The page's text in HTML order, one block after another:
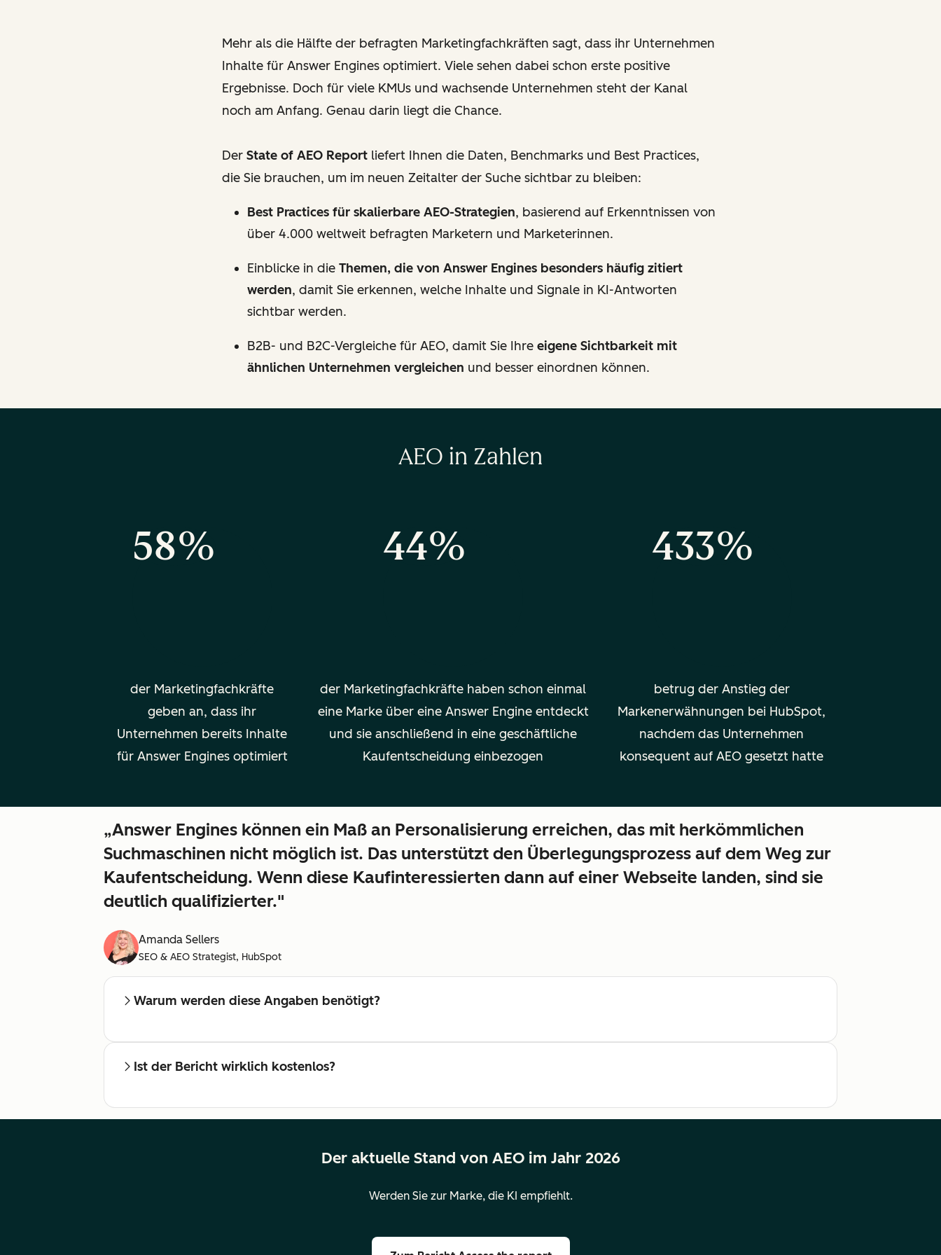
Mehr als die Hälfte der befragten Marketingfachkräften sagt, dass ihr Unternehmen
Inhalte für Answer Engines optimiert. Viele sehen dabei schon erste positive
Ergebnisse. Doch für viele KMUs und wachsende Unternehmen steht der Kanal
noch am Anfang. Genau darin liegt die Chance.
Der State of AEO Report liefert Ihnen die Daten, Benchmarks und Best Practices,
die Sie brauchen, um im neuen Zeitalter der Suche sichtbar zu bleiben:
Best Practices für skalierbare AEO-Strategien, basierend auf Erkenntnissen von
über 4.000 weltweit befragten Marketern und Marketerinnen.
Einblicke in die Themen, die von Answer Engines besonders häufig zitiert
werden, damit Sie erkennen, welche Inhalte und Signale in KI-Antworten
sichtbar werden.
B2B- und B2C-Vergleiche für AEO, damit Sie Ihre eigene Sichtbarkeit mit
ähnlichen Unternehmen vergleichen und besser einordnen können.
AEO in Zahlen
58%
der Marketingfachkräfte
geben an, dass ihr
Unternehmen bereits Inhalte
für Answer Engines optimiert
44%
der Marketingfachkräfte haben schon einmal
eine Marke über eine Answer Engine entdeckt
und sie anschließend in eine geschäftliche
Kaufentscheidung einbezogen
433%
betrug der Anstieg der
Markenerwähnungen bei HubSpot,
nachdem das Unternehmen
konsequent auf AEO gesetzt hatte
„Answer Engines können ein Maß an Personalisierung erreichen, das mit herkömmlichen
Suchmaschinen nicht möglich ist. Das unterstützt den Überlegungsprozess auf dem Weg zur
Kaufentscheidung. Wenn diese Kaufinteressierten dann auf einer Webseite landen, sind sie
deutlich qualifizierter."
Amanda Sellers
SEO & AEO Strategist, HubSpot
Warum werden diese Angaben benötigt?
Ist der Bericht wirklich kostenlos?
Der aktuelle Stand von AEO im Jahr 2026
Werden Sie zur Marke, die KI empfiehlt.